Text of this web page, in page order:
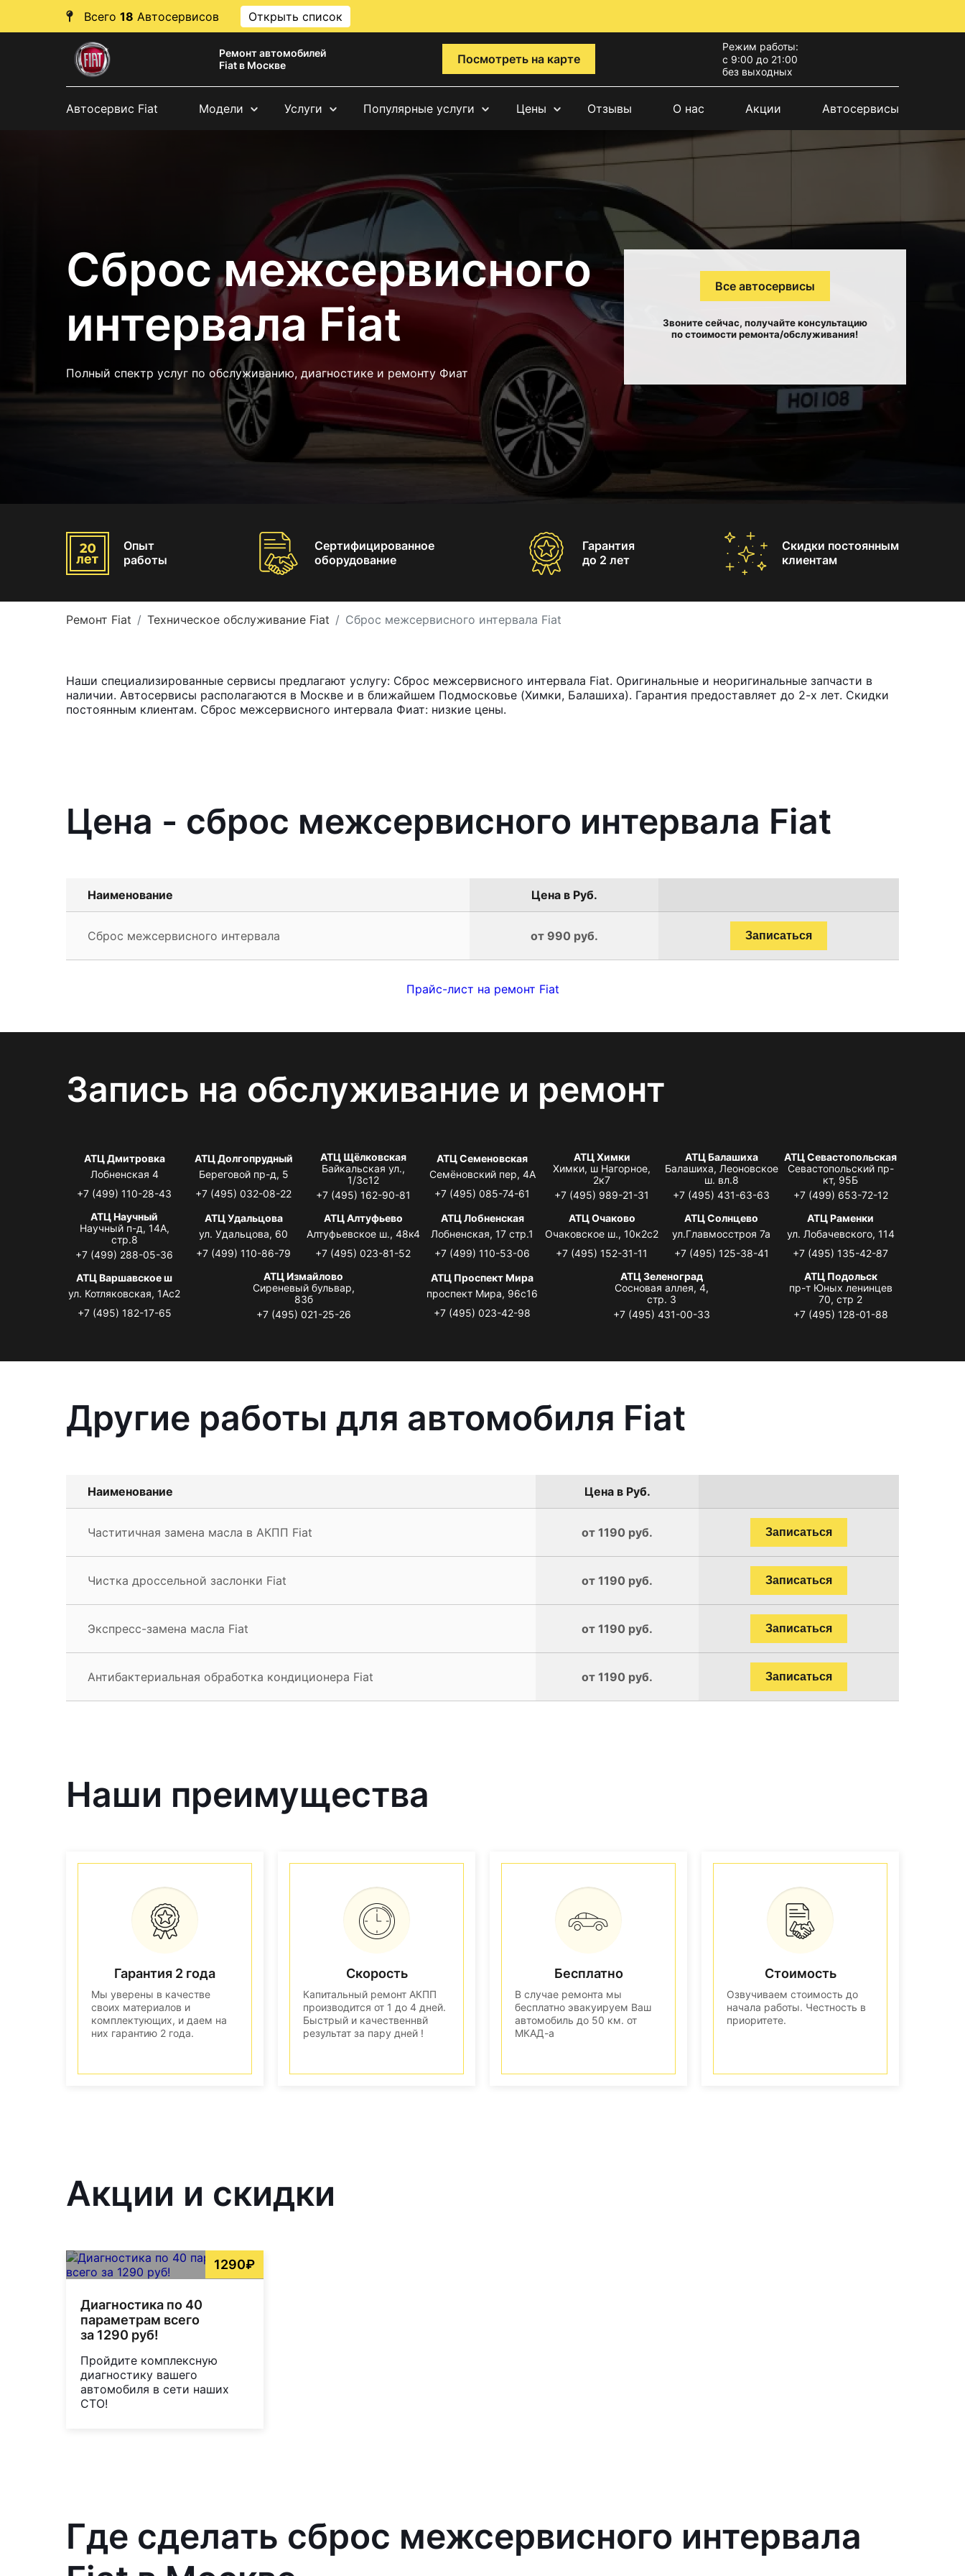
Всего 18 Автосервисов Открыть список
Ремонт автомобилей
Fiat в Москве
Посмотреть на карте
Режим работы:
с 9:00 до 21:00
без выходных
Автосервис Fiat Модели Услуги Популярные услуги Цены Отзывы О нас Акции Автосервисы
Сброс межсервисного
интервала Fiat
Полный спектр услуг по обслуживанию, диагностике и ремонту Фиат
Все автосервисы
Звоните сейчас, получайте консультацию
по стоимости ремонта/обслуживания!
Опыт
работы
Сертифицированное
оборудование
Гарантия
до 2 лет
Скидки постоянным
клиентам
Ремонт Fiat Техническое обслуживание Fiat Сброс межсервисного интервала Fiat
Наши специализированные сервисы предлагают услугу: Сброс межсервисного интервала Fiat. Оригинальные и неоригинальные запчасти в
наличии. Автосервисы располагаются в Москве и в ближайшем Подмосковье (Химки, Балашиха). Гарантия предоставляет до 2-х лет. Скидки
постоянным клиентам. Сброс межсервисного интервала Фиат: низкие цены.
Цена - сброс межсервисного интервала Fiat
Наименование Цена в Руб.
Сброс межсервисного интервала от 990 руб. Записаться
Прайс-лист на ремонт Fiat
Запись на обслуживание и ремонт
АТЦ Дмитровка
Лобненская 4
+7 (499) 110-28-43
АТЦ Долгопрудный
Береговой пр-д, 5
+7 (495) 032-08-22
АТЦ Щёлковская
Байкальская ул.,
1/3с12
+7 (495) 162-90-81
АТЦ Семеновская
Семёновский пер, 4А
+7 (495) 085-74-61
АТЦ Химки
Химки, ш Нагорное,
2к7
+7 (495) 989-21-31
АТЦ Балашиха
Балашиха, Леоновское
ш. вл.8
+7 (495) 431-63-63
АТЦ Севастопольская
Севастопольский пр-
кт, 95Б
+7 (499) 653-72-12
АТЦ Научный
Научный п-д, 14А,
стр.8
+7 (499) 288-05-36
АТЦ Удальцова
ул. Удальцова, 60
+7 (499) 110-86-79
АТЦ Алтуфьево
Алтуфьевское ш., 48к4
+7 (495) 023-81-52
АТЦ Лобненская
Лобненская, 17 стр.1
+7 (499) 110-53-06
АТЦ Очаково
Очаковское ш., 10к2с2
+7 (495) 152-31-11
АТЦ Солнцево
ул.Главмосстроя 7а
+7 (495) 125-38-41
АТЦ Раменки
ул. Лобачевского, 114
+7 (495) 135-42-87
АТЦ Варшавское ш
ул. Котляковская, 1Ас2
+7 (495) 182-17-65
АТЦ Измайлово
Сиреневый бульвар,
83б
+7 (495) 021-25-26
АТЦ Проспект Мира
проспект Мира, 96с16
+7 (495) 023-42-98
АТЦ Зеленоград
Сосновая аллея, 4,
стр. 3
+7 (495) 431-00-33
АТЦ Подольск
пр-т Юных ленинцев
70, стр 2
+7 (495) 128-01-88
Другие работы для автомобиля Fiat
Наименование Цена в Руб.
Частитичная замена масла в АКПП Fiat от 1190 руб. Записаться
Чистка дроссельной заслонки Fiat от 1190 руб. Записаться
Экспресс-замена масла Fiat от 1190 руб. Записаться
Антибактериальная обработка кондиционера Fiat от 1190 руб. Записаться
Наши преимущества
Гарантия 2 года
Мы уверены в качестве
своих материалов и
комплектующих, и даем на
них гарантию 2 года.
Скорость
Капитальный ремонт АКПП
производится от 1 до 4 дней.
Быстрый и качественнвй
результат за пару дней !
Бесплатно
В случае ремонта мы
бесплатно эвакуируем Ваш
автомобиль до 50 км. от
МКАД-а
Стоимость
Озвучиваем стоимость до
начала работы. Честность в
приоритете.
Акции и скидки
1290₽
Диагностика по 40
параметрам всего
за 1290 руб!
Пройдите комплексную
диагностику вашего
автомобиля в сети наших
СТО!
Где сделать сброс межсервисного интервала